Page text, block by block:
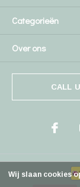
Categorieën
Over ons
CALL
Wij slaan cookies